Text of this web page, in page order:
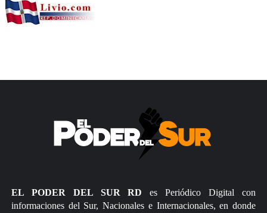
EL PODER DEL SUR RD es Periódico Digital con
informaciones del Sur, Nacionales e Internacionales, en donde